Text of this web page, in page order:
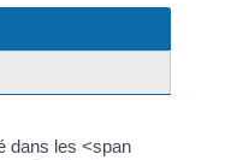
dans les <span